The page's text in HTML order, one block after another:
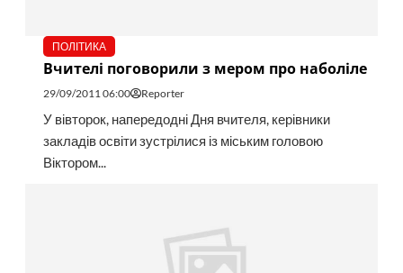
ПОЛІТИКА
Вчителі поговорили з мером про наболіле
29/09/2011 06:00 Reporter
У вівторок, напередодні Дня вчителя, керівники
закладів освіти зустрілися із міським головою
Віктором...